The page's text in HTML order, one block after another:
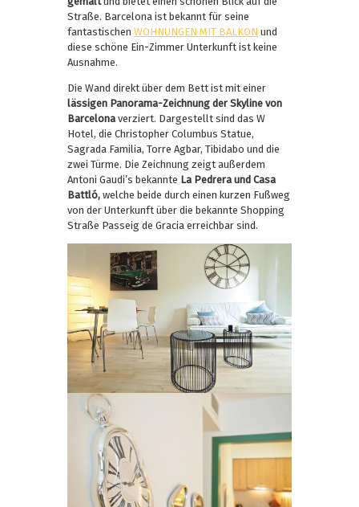
Straße. Barcelona ist bekannt für seine
fantastischen WOHNUNGEN MIT BALKON und
diese schöne Ein-Zimmer Unterkunft ist keine
Ausnahme.
Die Wand direkt über dem Bett ist mit einer
lässigen Panorama-Zeichnung der Skyline von
Barcelona verziert. Dargestellt sind das W
Hotel, die Christopher Columbus Statue,
Sagrada Familia, Torre Agbar, Tibidabo und die
zwei Türme. Die Zeichnung zeigt außerdem
Antoni Gaudi’s bekannte La Pedrera und Casa
Battló, welche beide durch einen kurzen Fußweg
von der Unterkunft über die bekannte Shopping
Straße Passeig de Gracia erreichbar sind.